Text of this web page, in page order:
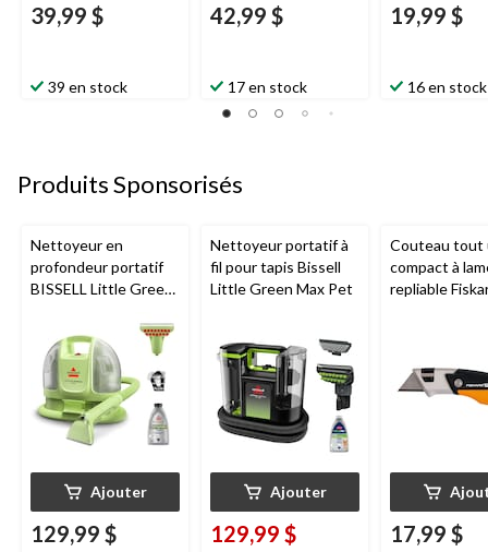
39,99 $
39 en stock
42,99 $
17 en stock
19,99 $
16 en stock
Produits Sponsorisés
Nettoyeur en
profondeur portatif
BISSELL Little Green
tapis et tissus
d'ameublement
Ajouter
129,99 $
Nettoyeur portatif à
fil pour tapis Bissell
Little Green Max Pet
Ajouter
129,99 $
Couteau tout
compact à
repliable
17,99 $